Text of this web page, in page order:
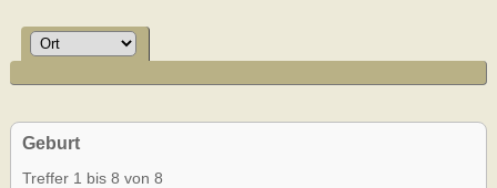
Geburt
Treffer 1 bis 8 von 8